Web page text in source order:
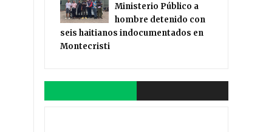
Ministerio Público a
hombre detenido con
seis haitianos indocumentados en
Montecristi